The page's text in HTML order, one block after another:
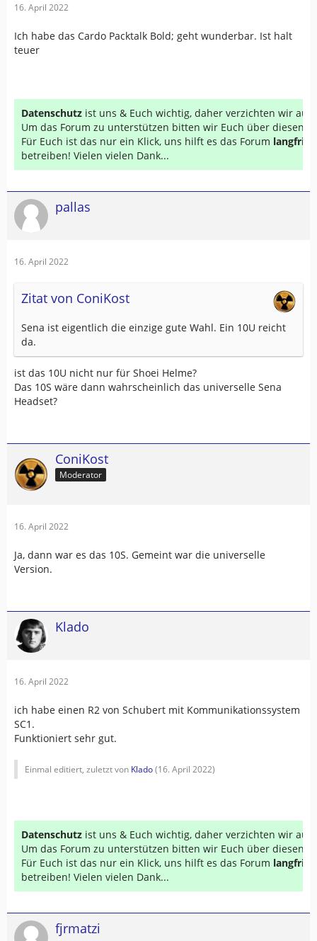
16. April 2022
Ich habe das Cardo Packtalk Bold; geht wunderbar. Ist halt
teuer
Datenschutz ist uns & Euch wichtig, daher verzichten wir auf
Um das Forum zu unterstützen bitten wir Euch über diesen
Für Euch ist das nur ein Klick, uns hilft es das Forum
betreiben! Vielen vielen Dank...
pallas
16. April 2022
Zitat von ConiKost
Sena ist eigentlich die einzige gute Wahl. Ein 10U reicht
da.
ist das 10U nicht nur für Shoei Helme?
Das 10S wäre dann wahrscheinlich das universelle Sena
Headset?
ConiKost
Moderator
16. April 2022
Ja, dann war es das 10S. Gemeint war die universelle
Version.
Klado
16. April 2022
ich habe einen R2 von Schubert mit Kommunikationssystem
SC1.
Funktioniert sehr gut.
Einmal editiert, zuletzt von Klado(16. April 2022)
Datenschutz ist uns & Euch wichtig, daher verzichten wir auf
Um das Forum zu unterstützen bitten wir Euch über diesen
Für Euch ist das nur ein Klick, uns hilft es das Forum
betreiben! Vielen vielen Dank...
fjrmatzi